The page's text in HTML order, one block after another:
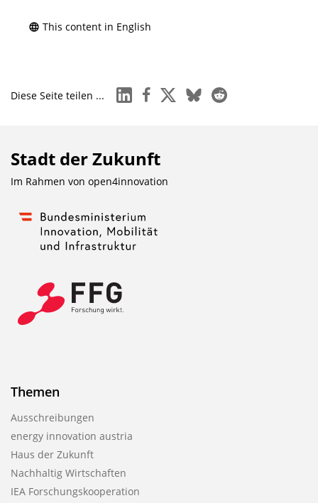
This content in English
Diese Seite teilen ... linkedinfacebook
x blueskyreddit
Stadt der Zukunft
Im Rahmen von open4innovation
Themen
Ausschreibungen
energy innovation austria
Haus der Zukunft
Nachhaltig Wirtschaften
IEA Forschungs­kooperation